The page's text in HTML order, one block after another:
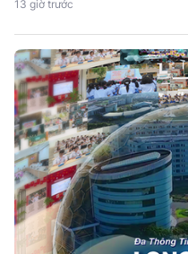
13 giờ trước